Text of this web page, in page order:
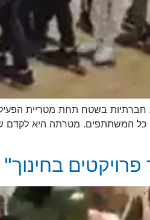
כל המשתתפים. מטרתה היא